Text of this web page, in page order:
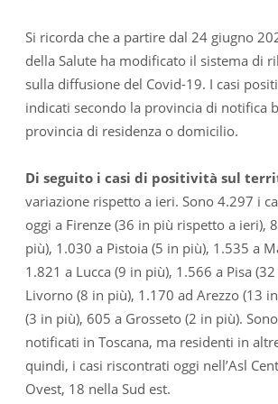
Si ricorda che a partire dal 24 giugno
della Salute ha modificato il sistema di
sulla diffusione del Covid-19. I casi
indicati secondo la provincia di notifica
provincia di residenza o domicilio.
Di seguito i casi di positività sul
variazione rispetto a ieri. Sono 4.297 i
oggi a Firenze (36 in più rispetto a ieri),
più), 1.030 a Pistoia (5 in più), 1.535 a
1.821 a Lucca (9 in più), 1.566 a Pisa
Livorno (8 in più), 1.170 ad Arezzo (13
(3 in più), 605 a Grosseto (2 in più).
notificati in Toscana, ma residenti in
quindi, i casi riscontrati oggi nell’Asl
Ovest, 18 nella Sud est.